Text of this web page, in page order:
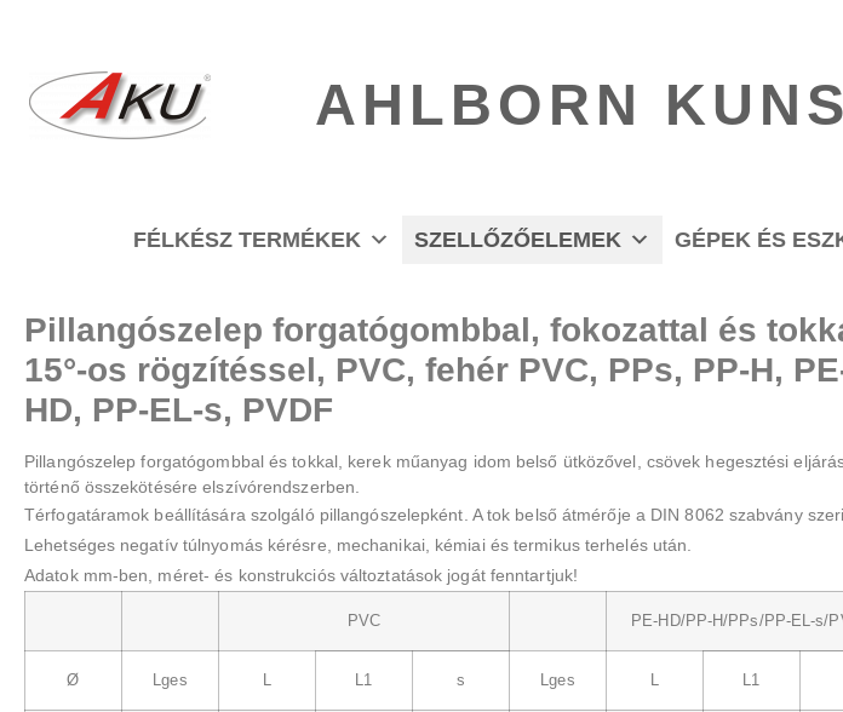
AHLBORN
FÉLKÉSZ TERMÉKEK SZELLŐZŐELEMEK GÉPEK ÉS
Pillangószelep forgatógombbal, fokozattal és
15°-os rögzítéssel, PVC, fehér PVC, PPs, PP-H,
HD, PP-EL-s, PVDF
Pillangószelep forgatógombbal és tokkal, kerek műanyag idom belső ütközővel, csövek hegesztési
történő összekötésére elszívórendszerben.
Térfogatáramok beállítására szolgáló pillangószelepként. A tok belső átmérője a DIN 8062 szabvány
Lehetséges negatív túlnyomás kérésre, mechanikai, kémiai és termikus terhelés után.
Adatok mm-ben, méret- és konstrukciós változtatások jogát fenntartjuk!
PVC PE-HD/PP-H/PPs/PP-EL-s/
Ø Lges L L1 s Lges L L1